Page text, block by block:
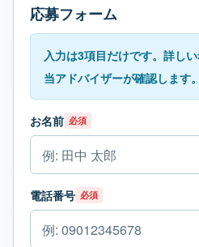
応募フォーム
入力は3項目だけです。詳し
当アドバイザーが確認します。
お名前 必須
電話番号 必須